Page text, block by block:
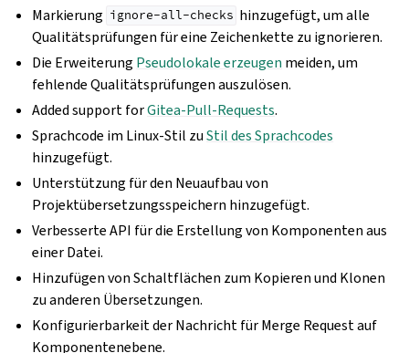
Markierung ignore-all-checks hinzugefügt, um alle
Qualitätsprüfungen für eine Zeichenkette zu ignorieren.
Die Erweiterung Pseudolokale erzeugen meiden, um
fehlende Qualitätsprüfungen auszulösen.
Added support forGitea-Pull-Requests.
Sprachcode im Linux-Stil zuStil des Sprachcodes
hinzugefügt.
Unterstützung für den Neuaufbau von
Projektübersetzungsspeichern hinzugefügt.
Verbesserte API für die Erstellung von Komponenten aus
einer Datei.
Hinzufügen von Schaltflächen zum Kopieren und Klonen
zu anderen Übersetzungen.
Konfigurierbarkeit der Nachricht für Merge Request auf
Komponentenebene.